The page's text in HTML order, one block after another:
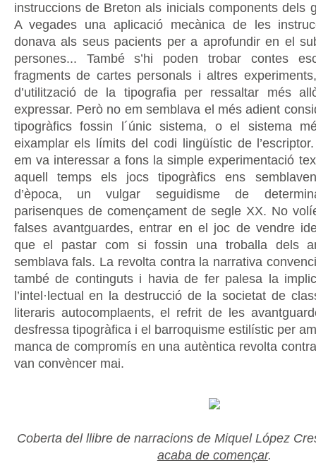
instruccions de Breton als inicials components dels
A vegades una aplicació mecànica de les
donava als seus pacients per a aprofundir en el
persones... També s’hi poden trobar contes
fragments de cartes personals i altres
d’utilització de la tipografia per ressaltar més
expressar. Però no em semblava el més adient
tipogràfics fossin l´únic sistema, o el sistema
eixamplar els límits del codi lingüístic de
em va interessar a fons la simple experimentació
aquell temps els jocs tipogràfics ens
d’època, un vulgar seguidisme de
parisenques de començament de segle XX. No
falses avantguardes, entrar en el joc de vendre
que el pastar com si fossin una troballa dels
semblava fals. La revolta contra la narrativa
també de continguts i havia de fer palesa la
l’intel·lectual en la destrucció de la societat de
literaris autocomplaents, el refrit de les
desfressa tipogràfica i el barroquisme estilístic per
manca de compromís en una autèntica revolta
van convèncer mai.
Coberta del llibre de narracions de Miquel López
acaba de començar.